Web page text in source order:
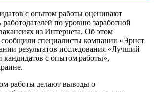
с опытом работы оценивают
работодателей по уровню заработной
из Интернета. Об этом
сообщили специалисты компании «Эрнст
результатов исследования «Лучший
кандидатов с опытом работы»,
работы делают выводы о